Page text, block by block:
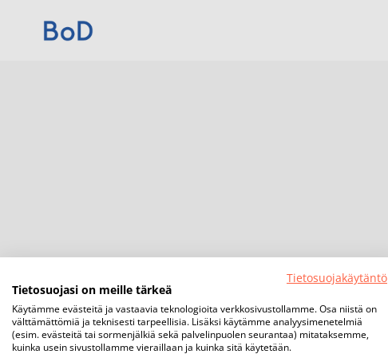
Tietosuojakäytäntö
Tietosuojasi on meille tärkeä
Käytämme evästeitä ja vastaavia teknologioita verkkosivustollamme. Osa niistä on
välttämättömiä ja teknisesti tarpeellisia. Lisäksi käytämme analyysimenetelmiä
(esim. evästeitä tai sormenjälkiä sekä palvelinpuolen seurantaa) mitataksemme,
kuinka usein sivustollamme vieraillaan ja kuinka sitä käytetään.